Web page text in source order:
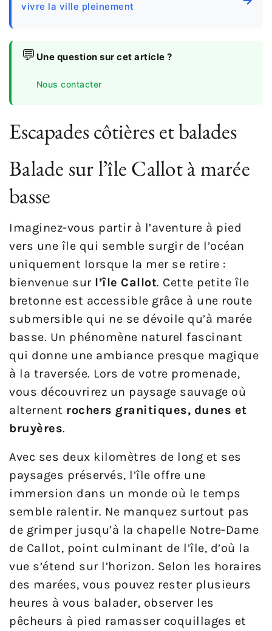
vivre la ville pleinement
💬 Une question sur cet article ?
Nous contacter
Escapades côtières et balades
Balade sur l’île Callot à marée
basse
Imaginez-vous partir à l’aventure à pied
vers une île qui semble surgir de l’océan
uniquement lorsque la mer se retire :
bienvenue sur l’île Callot. Cette petite île
bretonne est accessible grâce à une route
submersible qui ne se dévoile qu’à marée
basse. Un phénomène naturel fascinant
qui donne une ambiance presque magique
à la traversée. Lors de votre promenade,
vous découvrirez un paysage sauvage où
alternent rochers granitiques, dunes et
bruyères.
Avec ses deux kilomètres de long et ses
paysages préservés, l’île offre une
immersion dans un monde où le temps
semble ralentir. Ne manquez surtout pas
de grimper jusqu’à la chapelle Notre-Dame
de Callot, point culminant de l’île, d’où la
vue s’étend sur l’horizon. Selon les horaires
des marées, vous pouvez rester plusieurs
heures à vous balader, observer les
pêcheurs à pied ramasser coquillages et